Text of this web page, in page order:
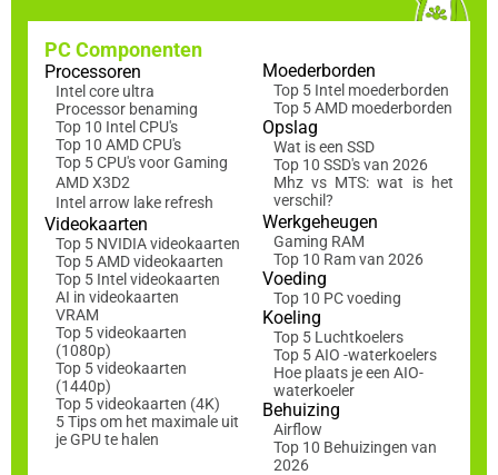
PC Componenten
Processoren
Intel core ultra
Processor benaming
Top 10 Intel CPU's
Top 10 AMD CPU's
Top 5 CPU's voor Gaming
AMD X3D2
Intel arrow lake refresh
Videokaarten
Top 5 NVIDIA videokaarten
Top 5 AMD videokaarten
Top 5 Intel videokaarten
AI in videokaarten
VRAM
Top 5 videokaarten
(1080p)
Top 5 videokaarten
(1440p)
Top 5 videokaarten (4K)
5 Tips om het maximale uit
je GPU te halen
Moederborden
Top 5 Intel moederborden
Top 5 AMD moederborden
Opslag
Wat is een SSD
Top 10 SSD's van 2026
Mhz vs MTS: wat is het
verschil?
Werkgeheugen
Gaming RAM
Top 10 Ram van 2026
Voeding
Top 10 PC voeding
Koeling
Top 5 Luchtkoelers
Top 5 AIO -waterkoelers
Hoe plaats je een AIO-
waterkoeler
Behuizing
Airflow
Top 10 Behuizingen van
2026